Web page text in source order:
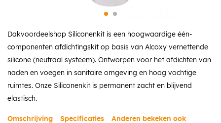
Dakvoordeelshop Siliconenkit is een hoogwaardige één-
componenten afdichtingskit op basis van Alcoxy vernettende
silicone (neutraal systeem). Ontworpen voor het afdichten van
naden en voegen in sanitaire omgeving en hoog vochtige
ruimtes. Onze Siliconenkit is permanent zacht en blijvend
elastisch.
Omschrijving Specificaties
Anderen bekeken ook